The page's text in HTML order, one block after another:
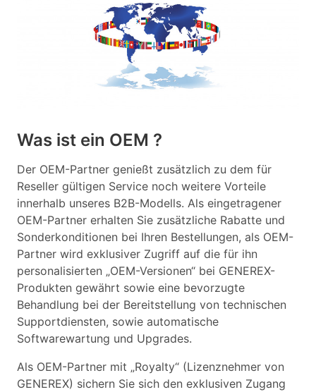
Was ist ein OEM ?
Der OEM-Partner genießt zusätzlich zu dem für
Reseller gültigen Service noch weitere Vorteile
innerhalb unseres B2B-Modells. Als eingetragener
OEM-Partner erhalten Sie zusätzliche Rabatte und
Sonderkonditionen bei Ihren Bestellungen, als OEM-
Partner wird exklusiver Zugriff auf die für ihn
personalisierten „OEM-Versionen“ bei GENEREX-
Produkten gewährt sowie eine bevorzugte
Behandlung bei der Bereitstellung von technischen
Supportdiensten, sowie automatische
Softwarewartung und Upgrades.
Als OEM-Partner mit „Royalty“ (Lizenznehmer von
GENEREX) sichern Sie sich den exklusiven Zugang